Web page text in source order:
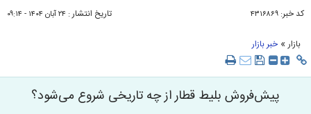
کد خبر: ۴۳۱۶۸۶۹ تاریخ انتشار : ۲۴ آبان ۱۴۰۴ - ۰۹:۱۴
بازار» خبر بازار
پیش‌فروش بلیط قطار از چه تاریخی شروع می‌‌شود؟